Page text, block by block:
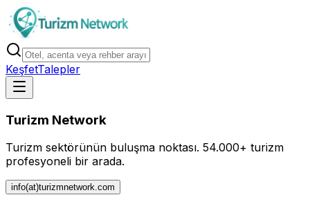
KeşfetTalepler
Turizm Network
Turizm sektörünün buluşma noktası. 54.000+ turizm
profesyoneli bir arada.
info(at)turizmnetwork.com